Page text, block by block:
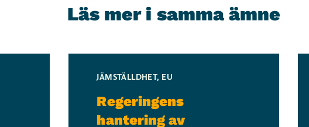
Läs mer i samma ämne
JÄMSTÄLLDHET, EU
Regeringens
hantering av